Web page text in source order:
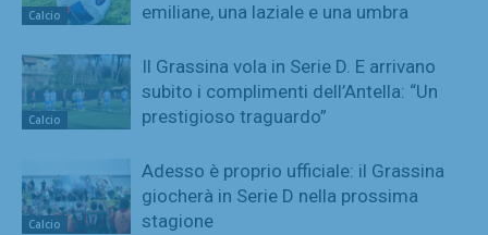
Calcio
emiliane, una laziale e una umbra
Calcio
Il Grassina vola in Serie D. E arrivano
subito i complimenti dell’Antella: “Un
prestigioso traguardo”
Calcio
Adesso è proprio ufficiale: il Grassina
giocherà in Serie D nella prossima
stagione